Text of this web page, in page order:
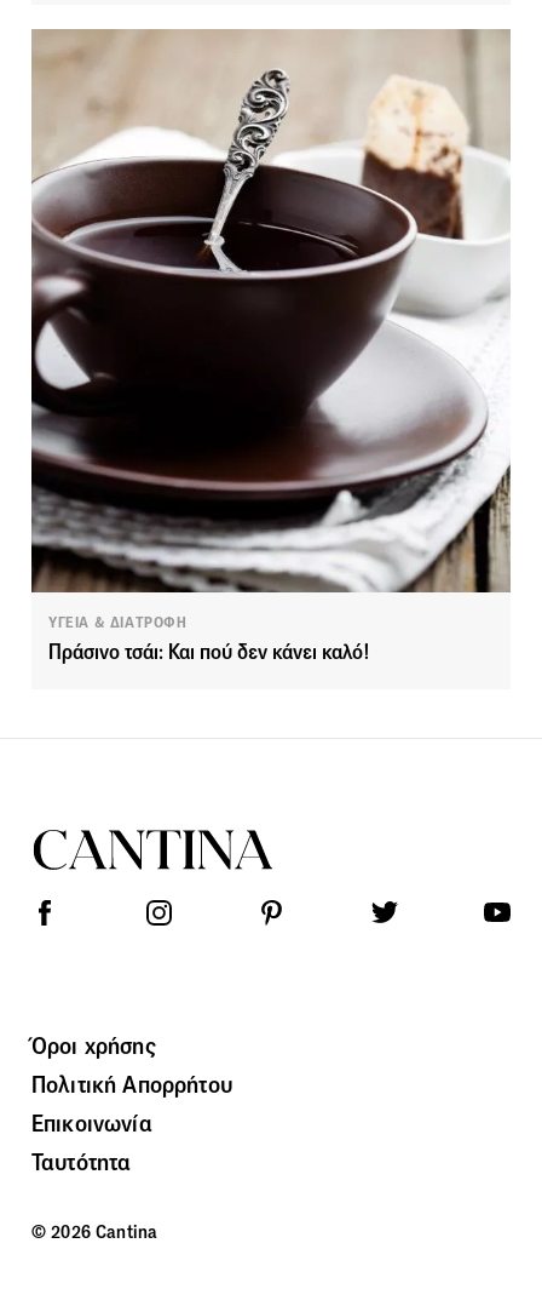
ΥΓΕΙΑ & ΔΙΑΤΡΟΦΗ
Πράσινο τσάι: Και πού δεν κάνει καλό!
Όροι χρήσης
Πολιτική Απορρήτου
Επικοινωνία
Ταυτότητα
© 2026 Cantina